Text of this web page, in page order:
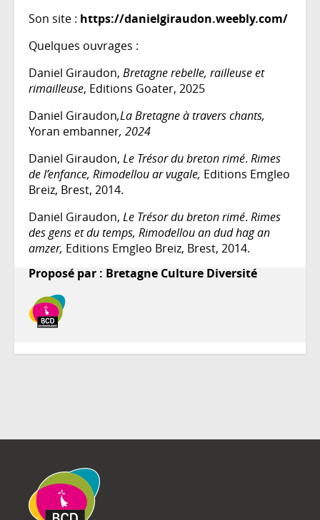
Son site : https://danielgiraudon.weebly.com/
Quelques ouvrages :
Daniel Giraudon, Bretagne rebelle, railleuse et
rimailleuse, Editions Goater, 2025
Daniel Giraudon,La Bretagne à travers chants,
Yoran embanner, 2024
Daniel Giraudon, Le Trésor du breton rimé. Rimes
de l’enfance, Rimodellou ar vugale, Editions Emgleo
Breiz, Brest, 2014.
Daniel Giraudon, Le Trésor du breton rimé. Rimes
des gens et du temps, Rimodellou an dud hag an
amzer, Editions Emgleo Breiz, Brest, 2014.
Proposé par : Bretagne Culture Diversité